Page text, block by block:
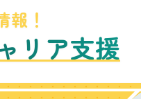
！
リア支援